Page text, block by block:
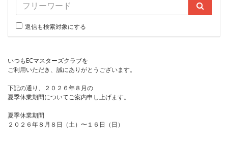
返信も検索対象にする
いつもECマスターズクラブを
ご利用いただき、誠にありがとうございます。
下記の通り、２０２６年８月の
夏季休業期間についてご案内申し上げます。
夏季休業期間
２０２６年８月８日（土）〜１６日（日）